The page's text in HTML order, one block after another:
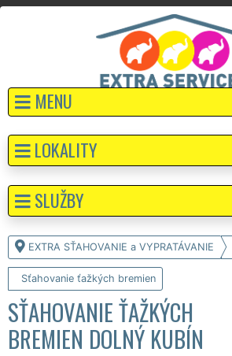
MENU
EXTRA SŤAHOVANIE a VYPRATÁVANIE
Sťahovanie ťažkých bremien
SŤAHOVANIE ŤAŽKÝCH
BREMIEN DOLNÝ KUBÍN
LOKALITY
SLUŽBY